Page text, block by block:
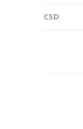
CSD